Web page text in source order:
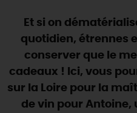
RÉSERVER
VILLES &
TOUTES
TOUS À
EN MODE
...ET
Où manger
Maîtresrestaurateurs
Nosmarchés
Artistes et Artisans d'Art
Nosspécialités du
Téléchargez le
Avis de fraicheur ici
TOURISME &
Et si on
quotidien, étrennes
conserver que le
cadeaux !
Ici, vous
sur la Loire pour la
de vin pour Antoine,